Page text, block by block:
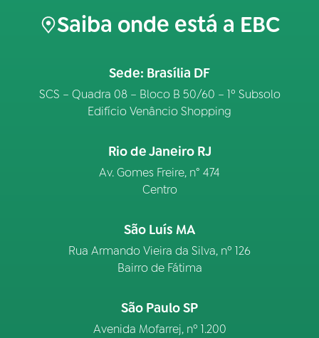
Saiba onde está a EBC
Sede: Brasília DF
SCS – Quadra 08 – Bloco B 50/60 – 1º Subsolo
Edifício Venâncio Shopping
Rio de Janeiro RJ
Av. Gomes Freire, n° 474
Centro
São Luís MA
Rua Armando Vieira da Silva, nº 126
Bairro de Fátima
São Paulo SP
Avenida Mofarrej, nº 1.200